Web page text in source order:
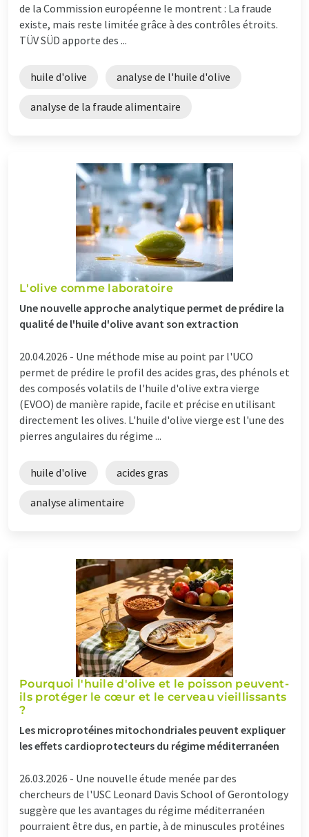
de la Commission européenne le montrent : La fraude
existe, mais reste limitée grâce à des contrôles étroits.
TÜV SÜD apporte des ...
huile d'olive analyse de l'huile d'olive
analyse de la fraude alimentaire
L'olive comme laboratoire
Une nouvelle approche analytique permet de prédire la
qualité de l'huile d'olive avant son extraction
20.04.2026 - Une méthode mise au point par l'UCO
permet de prédire le profil des acides gras, des phénols et
des composés volatils de l'huile d'olive extra vierge
(EVOO) de manière rapide, facile et précise en utilisant
directement les olives. L'huile d'olive vierge est l'une des
pierres angulaires du régime ...
huile d'olive acides gras
analyse alimentaire
Pourquoi l'huile d'olive et le poisson peuvent-
ils protéger le cœur et le cerveau vieillissants
?
Les microprotéines mitochondriales peuvent expliquer
les effets cardioprotecteurs du régime méditerranéen
26.03.2026 - Une nouvelle étude menée par des
chercheurs de l'USC Leonard Davis School of Gerontology
suggère que les avantages du régime méditerranéen
pourraient être dus, en partie, à de minuscules protéines